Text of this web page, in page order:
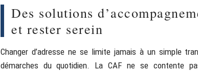
Des solutions
et rester serein
Changer d’adresse ne se limite jamais à un simple
démarches du quotidien. La CAF ne se contente